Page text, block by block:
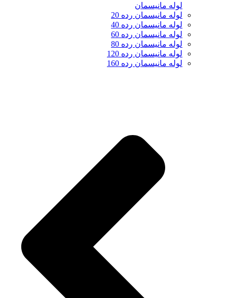
لوله مانیسمان
لوله مانیسمان رده 20
لوله مانیسمان رده 40
لوله مانیسمان رده 60
لوله مانیسمان رده 80
لوله مانیسمان رده 120
لوله مانیسمان رده 160